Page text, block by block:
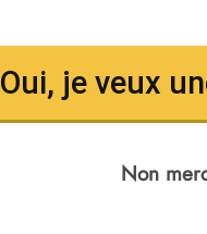
Oui, je veux
Non